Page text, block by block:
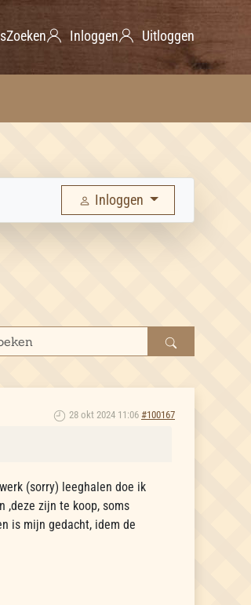
Zoeken Inloggen Uitloggen
Inloggen
28 okt 2024 11:06 #100167
(sorry) leeghalen doe ik
,deze zijn te koop, soms
is mijn gedacht, idem de